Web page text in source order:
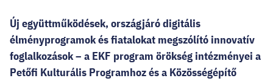
VESZPRÉM-BALATON 2023 EKF
CODE - DIGITÁLIS ÉLMÉNYKÖZPONT
Új együttműködések, országjáró digitális
élményprogramok és fiatalokat megszólító innovatív
foglalkozások – a EKF program örökség intézményei a
Petőfi Kulturális Programhoz és a Közösségépítő